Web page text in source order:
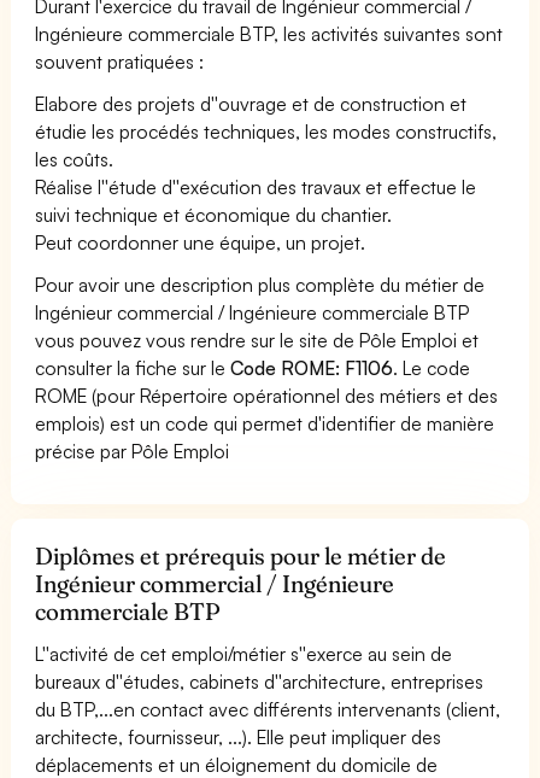
Durant l'exercice du travail de Ingénieur commercial /
Ingénieure commerciale BTP, les activités suivantes sont
souvent pratiquées :
Elabore des projets d''ouvrage et de construction et
étudie les procédés techniques, les modes constructifs,
les coûts.
Réalise l''étude d''exécution des travaux et effectue le
suivi technique et économique du chantier.
Peut coordonner une équipe, un projet.
Pour avoir une description plus complète du métier de
Ingénieur commercial / Ingénieure commerciale BTP
vous pouvez vous rendre sur le site de Pôle Emploi et
consulter la fiche sur leCode ROME: F1106. Le code
ROME (pour Répertoire opérationnel des métiers et des
emplois) est un code qui permet d'identifier de manière
précise par Pôle Emploi
Diplômes et prérequis pour le métier de
Ingénieur commercial / Ingénieure
commerciale BTP
L''activité de cet emploi/métier s''exerce au sein de
bureaux d''études, cabinets d''architecture, entreprises
du BTP,...en contact avec différents intervenants (client,
architecte, fournisseur, ...). Elle peut impliquer des
déplacements et un éloignement du domicile de